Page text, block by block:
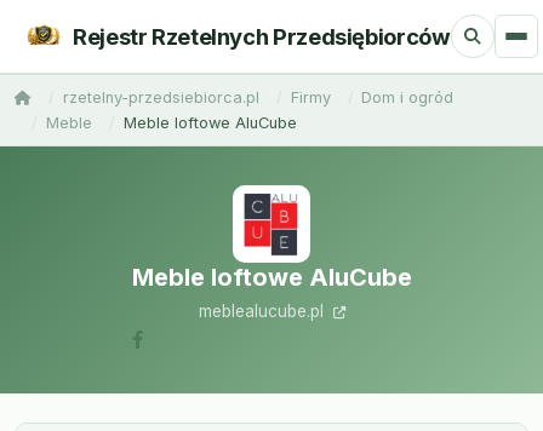
Rejestr Rzetelnych Przedsiębiorców
rzetelny-przedsiebiorca.pl Firmy
Dom i ogród
Meble
Meble loftowe AluCube
Meble loftowe AluCube
meblealucube.pl